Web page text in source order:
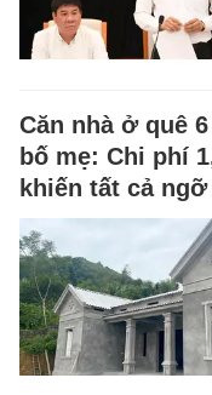
Căn nhà ở quê
bố mẹ: Chi phí
khiến tất cả